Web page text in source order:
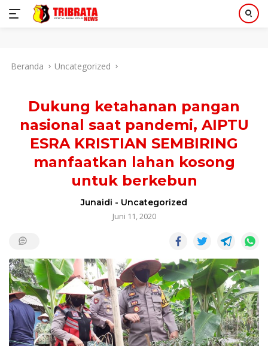
Beranda Uncategorized
Dukung ketahanan pangan
nasional saat pandemi, AIPTU
ESRA KRISTIAN SEMBIRING
manfaatkan lahan kosong
untuk berkebun
Junaidi - Uncategorized
Juni 11, 2020